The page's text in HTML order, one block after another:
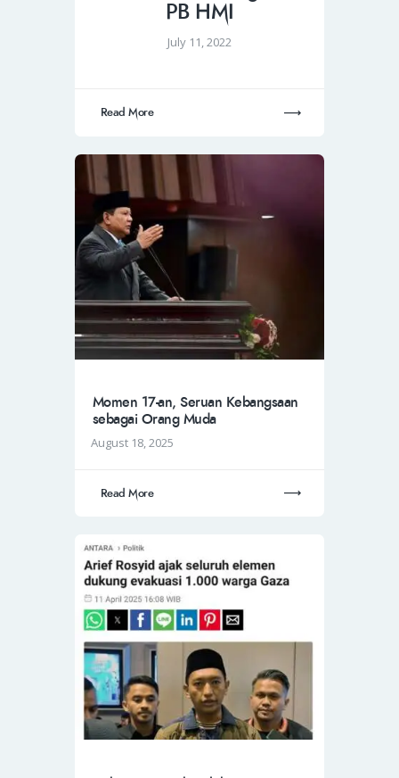
PB HMI
July 11, 2022
Read More
Momen 17-an, Seruan Kebangsaan
sebagai Orang Muda
August 18, 2025
Read More